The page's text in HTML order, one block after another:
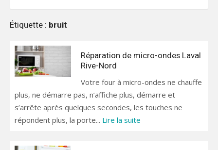
Étiquette : bruit
Réparation de micro-ondes Laval
Rive-Nord
Votre four à micro-ondes ne chauffe
plus, ne démarre pas, n’affiche plus, démarre et
s’arrête après quelques secondes, les touches ne
répondent plus, la porte... Lire la suite